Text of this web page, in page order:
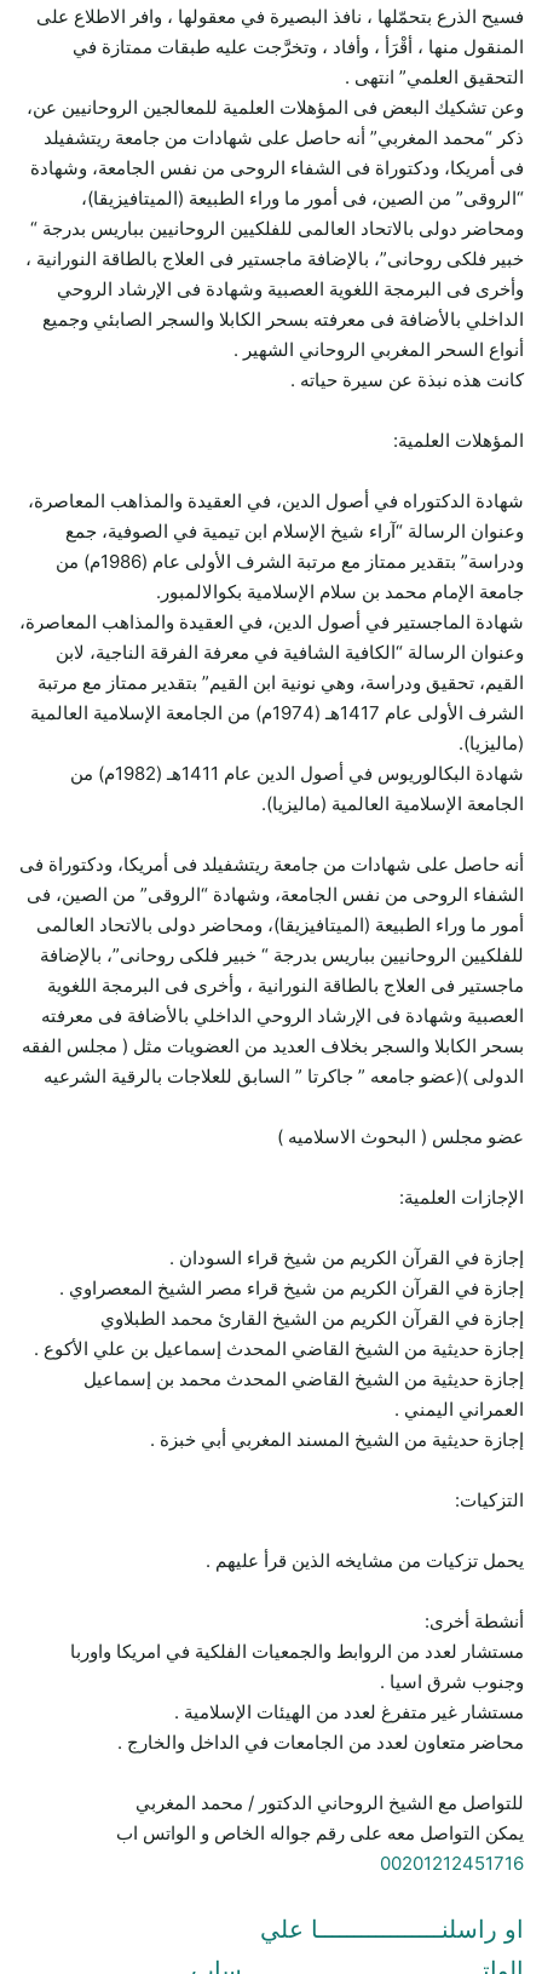
فسيح الذرع بتحمّلها ، نافذ البصيرة في معقولها ، وافر الاطلاع على
المنقول منها ، أقْرَأ ، وأفاد ، وتخرَّجت عليه طبقات ممتازة في
التحقيق العلمي” انتهى .
وعن تشكيك البعض فى المؤهلات العلمية للمعالجين الروحانيين عن،
ذكر “محمد المغربي” أنه حاصل على شهادات من جامعة ريتشفيلد
فى أمريكا، ودكتوراة فى الشفاء الروحى من نفس الجامعة، وشهادة
“الروقى” من الصين، فى أمور ما وراء الطبيعة (الميتافيزيقا)،
ومحاضر دولى بالاتحاد العالمى للفلكيين الروحانيين بباريس بدرجة “
خبير فلكى روحانى”، بالإضافة ماجستير فى العلاج بالطاقة النورانية ،
وأخرى فى البرمجة اللغوية العصبية وشهادة فى الإرشاد الروحي
الداخلي بالأضافة فى معرفته بسحر الكابلا والسجر الصابئي وجميع
أنواع السحر المغربي الروحاني الشهير .
كانت هذه نبذة عن سيرة حياته .
المؤهلات العلمية:
شهادة الدكتوراه في أصول الدين، في العقيدة والمذاهب المعاصرة،
وعنوان الرسالة “آراء شيخ الإسلام ابن تيمية في الصوفية، جمع
ودراسة” بتقدير ممتاز مع مرتبة الشرف الأولى عام (1986م) من
جامعة الإمام محمد بن سلام الإسلامية بكوالالمبور.
شهادة الماجستير في أصول الدين، في العقيدة والمذاهب المعاصرة،
وعنوان الرسالة “الكافية الشافية في معرفة الفرقة الناجية، لابن
القيم، تحقيق ودراسة، وهي نونية ابن القيم” بتقدير ممتاز مع مرتبة
الشرف الأولى عام 1417هـ (1974م) من الجامعة الإسلامية العالمية
(ماليزيا).
شهادة البكالوريوس في أصول الدين عام 1411هـ (1982م) من
الجامعة الإسلامية العالمية (ماليزيا).
أنه حاصل على شهادات من جامعة ريتشفيلد فى أمريكا، ودكتوراة فى
الشفاء الروحى من نفس الجامعة، وشهادة “الروقى” من الصين، فى
أمور ما وراء الطبيعة (الميتافيزيقا)، ومحاضر دولى بالاتحاد العالمى
للفلكيين الروحانيين بباريس بدرجة “ خبير فلكى روحانى”، بالإضافة
ماجستير فى العلاج بالطاقة النورانية ، وأخرى فى البرمجة اللغوية
العصبية وشهادة فى الإرشاد الروحي الداخلي بالأضافة فى معرفته
بسحر الكابلا والسجر بخلاف العديد من العضويات مثل ( مجلس الفقه
الدولى )(عضو جامعه ” جاكرتا ” السابق للعلاجات بالرقية الشرعيه
عضو مجلس ( البحوث الاسلاميه )
الإجازات العلمية:
إجازة في القرآن الكريم من شيخ قراء السودان .
إجازة في القرآن الكريم من شيخ قراء مصر الشيخ المعصراوي .
إجازة في القرآن الكريم من الشيخ القارئ محمد الطبلاوي
إجازة حديثية من الشيخ القاضي المحدث إسماعيل بن علي الأكوع .
إجازة حديثية من الشيخ القاضي المحدث محمد بن إسماعيل
العمراني اليمني .
إجازة حديثية من الشيخ المسند المغربي أبي خبزة .
التزكيات:
يحمل تزكيات من مشايخه الذين قرأ عليهم .
أنشطة أخرى:
مستشار لعدد من الروابط والجمعيات الفلكية في امريكا واوربا
وجنوب شرق اسيا .
مستشار غير متفرغ لعدد من الهيئات الإسلامية .
محاضر متعاون لعدد من الجامعات في الداخل والخارج .
للتواصل مع الشيخ الروحاني الدكتور / محمد المغربي
يمكن التواصل معه على رقم جواله الخاص و الواتس اب
00201212451716
او راسلنـــــــــــــــــا علي